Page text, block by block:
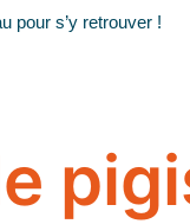
pour s’y retrouver !